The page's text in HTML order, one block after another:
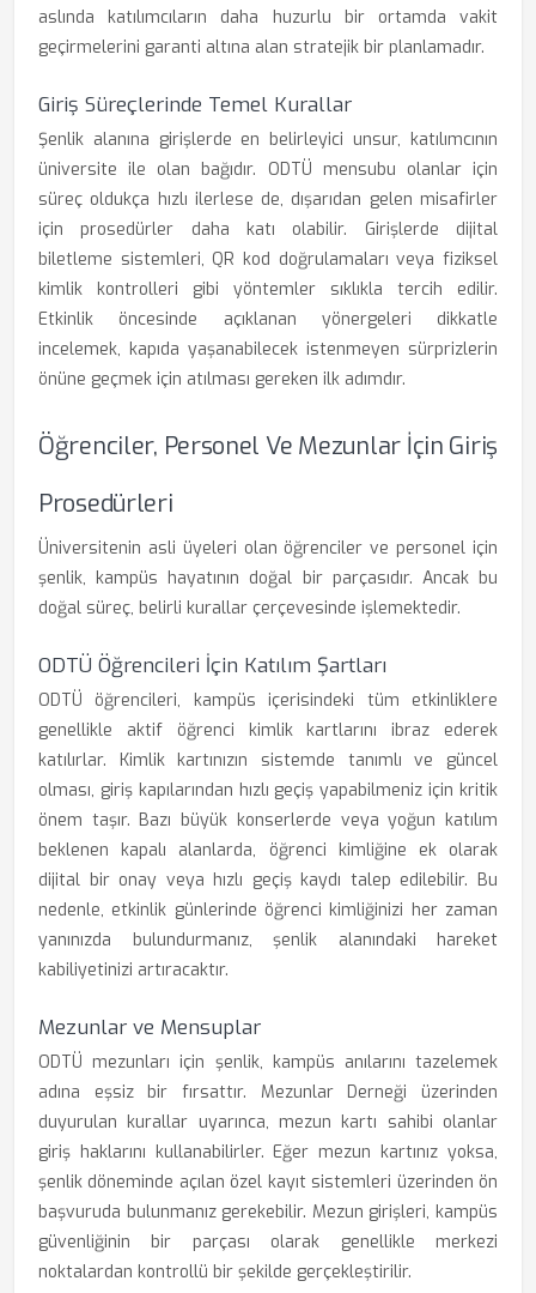
aslında katılımcıların daha huzurlu bir ortamda vakit
geçirmelerini garanti altına alan stratejik bir planlamadır.
Giriş Süreçlerinde Temel Kurallar
Şenlik alanına girişlerde en belirleyici unsur, katılımcının
üniversite ile olan bağıdır. ODTÜ mensubu olanlar için
süreç oldukça hızlı ilerlese de, dışarıdan gelen misafirler
için prosedürler daha katı olabilir. Girişlerde dijital
biletleme sistemleri, QR kod doğrulamaları veya fiziksel
kimlik kontrolleri gibi yöntemler sıklıkla tercih edilir.
Etkinlik öncesinde açıklanan yönergeleri dikkatle
incelemek, kapıda yaşanabilecek istenmeyen sürprizlerin
önüne geçmek için atılması gereken ilk adımdır.
Öğrenciler, Personel Ve Mezunlar İçin Giriş
Prosedürleri
Üniversitenin asli üyeleri olan öğrenciler ve personel için
şenlik, kampüs hayatının doğal bir parçasıdır. Ancak bu
doğal süreç, belirli kurallar çerçevesinde işlemektedir.
ODTÜ Öğrencileri İçin Katılım Şartları
ODTÜ öğrencileri, kampüs içerisindeki tüm etkinliklere
genellikle aktif öğrenci kimlik kartlarını ibraz ederek
katılırlar. Kimlik kartınızın sistemde tanımlı ve güncel
olması, giriş kapılarından hızlı geçiş yapabilmeniz için kritik
önem taşır. Bazı büyük konserlerde veya yoğun katılım
beklenen kapalı alanlarda, öğrenci kimliğine ek olarak
dijital bir onay veya hızlı geçiş kaydı talep edilebilir. Bu
nedenle, etkinlik günlerinde öğrenci kimliğinizi her zaman
yanınızda bulundurmanız, şenlik alanındaki hareket
kabiliyetinizi artıracaktır.
Mezunlar ve Mensuplar
ODTÜ mezunları için şenlik, kampüs anılarını tazelemek
adına eşsiz bir fırsattır. Mezunlar Derneği üzerinden
duyurulan kurallar uyarınca, mezun kartı sahibi olanlar
giriş haklarını kullanabilirler. Eğer mezun kartınız yoksa,
şenlik döneminde açılan özel kayıt sistemleri üzerinden ön
başvuruda bulunmanız gerekebilir. Mezun girişleri, kampüs
güvenliğinin bir parçası olarak genellikle merkezi
noktalardan kontrollü bir şekilde gerçekleştirilir.